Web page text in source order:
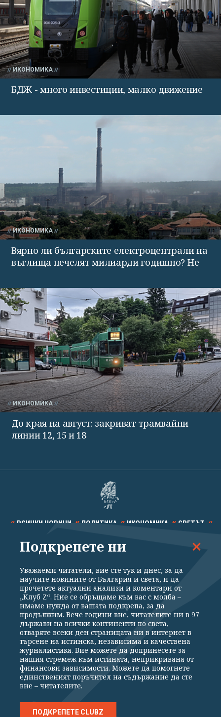
ИКОНОМИКА
БДЖ - много инвестиции, малко движение
ИКОНОМИКА
Вярно ли българските електроцентрали на
въглища печелят милиарди годишно? Не
ИКОНОМИКА
До края на август: закриват трамвайни
линии 12, 15 и 18
ВСИЧКИ НОВИНИ ПОЛИТИКА ИКОНОМИКА СВЕТЪТ
СПОРТ КУЛТУРА ТЕХНОЛОГИИ КАЛЕЙДОСКОП
Общи условия
Политика за поверителност
Реклама
Партньори Контакти
За Клуб Z
Екип
Подкрепете ни
Издател на www.clubz.bg е „Клуб Зебра Медия“ ЕООД, София, ул. "Алеко
Константинов" 3. Всички права запазени 2026 „Клуб Зебра Медия“
Препечатването на материали, снимки и видео от www.clubz.bg без
разрешение ще бъде преследвано по съдебен път, съгласно
Подкрепете ни
Уважаеми читатели, вие сте тук и днес, за да
научите новините от България и света, и да
прочетете актуални анализи и коментари от
„Клуб Z“. Ние се обръщаме към вас с молба –
имаме нужда от вашата подкрепа, за да
продължим. Вече години вие, читателите ни в 97
държави на всички континенти по света,
отваряте всеки ден страницата ни в интернет в
търсене на истинска, независима и качествена
журналистика. Вие можете да допринесете за
нашия стремеж към истината, неприкривана от
финансови зависимости. Можете да помогнете
единственият поръчител на съдържание да сте
вие – читателите.
ПОДКРЕПЕТЕ CLUBZ